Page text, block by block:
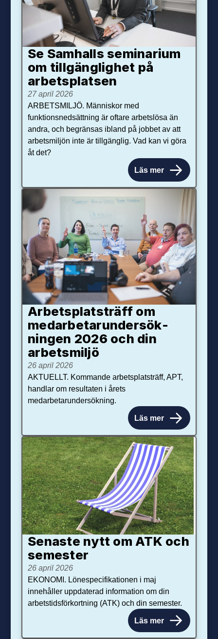
Se Samhalls seminarium
om tillgänglighet på
arbetsplatsen
27 april 2026
ARBETSMILJÖ. Människor med
funktionsnedsättning är oftare arbetslösa än
andra, och begränsas ibland på jobbet av att
arbetsmiljön inte är tillgänglig. Vad kan vi göra
åt det?
Läs mer
Arbetsplats­träff om
med­arbetar­under­sök­
ningen 2026 och din
arbets­miljö
26 april 2026
AKTUELLT. Kommande arbetsplatsträff, APT,
handlar om resultaten i årets
medarbetarundersökning.
Läs mer
Senaste nytt om ATK och
se­mester
26 april 2026
EKONOMI. Lönespecifikationen i maj
innehåller uppdaterad information om din
arbetstidsförkortning (ATK) och din semester.
Läs mer